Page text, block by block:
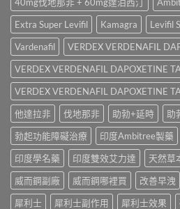
全
面
比
較
與
香
港
購
買
指
南〉
中
比
較〉
中
名
購
買
渠
道、
價
錢
與
真
假
辨
別
指
南〉
中
價：
印
度
樂
威
壯
學
名
藥
真
實
效
果、
正
確
用
法
Extra Super Levifil
Kamagra Levifil
Vardenafil
VERDEX VERDENAFIL
VERDEX VERDENAFIL DAPOXETINE
VERDEX VERDENAFIL DAPOXETINE
他達拉非
伐地那非 助勃+延時 助
勃起功能障礙治療
印度Ambitree製藥
印度學名藥
印度雙效艾力達 天然草
威而鋼副廠
威而鋼哪裡買 改善早洩
犀利士
犀利士副作用 犀利士效果